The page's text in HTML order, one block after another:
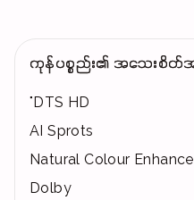
ကုန်ပစ္စည်း၏ အသေးစိတ်
"DTS HD
AI Sprots
Natural Colour
Dolby